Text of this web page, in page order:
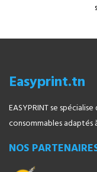
Easyprint.tn
EASYPRINT se
consommables adaptés
NOS